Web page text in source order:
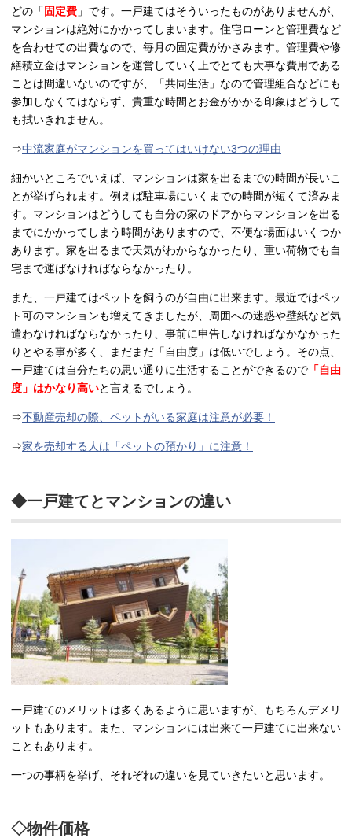
どの「 固定費 」です。一戸建てはそういったものがありませんが、
マンションは絶対にかかってしまいます。住宅ローンと管理費など
を合わせての出費なので、毎月の固定費がかさみます。管理費や修
繕積立金はマンションを運営していく上でとても大事な費用である
ことは間違いないのですが、「共同生活」なので管理組合などにも
参加しなくてはならず、貴重な時間とお金がかかる印象はどうして
も拭いきれません。
⇒中流家庭がマンションを買ってはいけない3つの理由
細かいところでいえば、マンションは家を出るまでの時間が長いこ
とが挙げられます。例えば駐車場にいくまでの時間が短くて済みま
す。マンションはどうしても自分の家のドアからマンションを出る
までにかかってしまう時間がありますので、不便な場面はいくつか
あります。家を出るまで天気がわからなかったり、重い荷物でも自
宅まで運ばなければならなかったり。
また、一戸建てはペットを飼うのが自由に出来ます。最近ではペッ
ト可のマンションも増えてきましたが、周囲への迷惑や壁紙など気
遣わなければならなかったり、事前に申告しなければなかなかった
りとやる事が多く、まだまだ「自由度」は低いでしょう。その点、
一戸建ては自分たちの思い通りに生活することができるので 「自由
度」はかなり高いと言えるでしょう。
⇒不動産売却の際、ペットがいる家庭は注意が必要！
⇒家を売却する人は「ペットの預かり」に注意！
◆一戸建てとマンションの違い
一戸建てのメリットは多くあるように思いますが、もちろんデメリ
ットもあります。また、マンションには出来て一戸建てに出来ない
こともあります。
一つの事柄を挙げ、それぞれの違いを見ていきたいと思います。
◇物件価格